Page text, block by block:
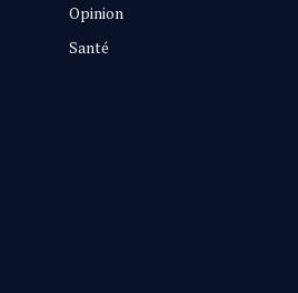
Opinion
Santé